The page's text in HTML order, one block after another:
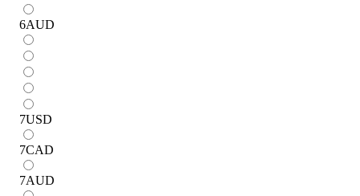
6AUD
7USD
7CAD
7AUD